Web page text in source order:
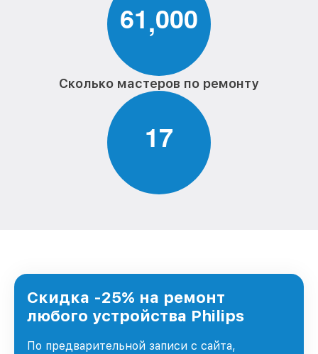
61,000
Сколько мастеров по ремонту
17
Скидка -25% на ремонт
любого устройства Philips
По предварительной записи с сайта,